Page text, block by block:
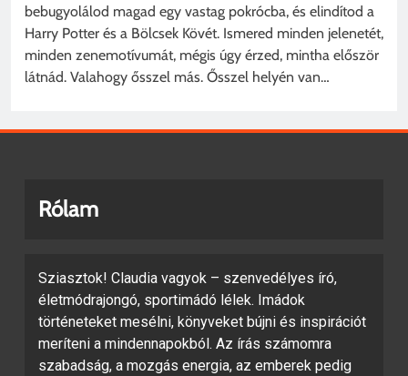
bebugyolálod magad egy vastag pokrócba, és elindítod a
Harry Potter és a Bölcsek Kövét. Ismered minden jelenetét,
minden zenemotívumát, mégis úgy érzed, mintha először
látnád. Valahogy ősszel más. Ősszel helyén van…
Rólam
Sziasztok! Claudia vagyok – szenvedélyes író,
életmódrajongó, sportimádó lélek. Imádok
történeteket mesélni, könyveket bújni és inspirációt
meríteni a mindennapokból. Az írás számomra
szabadság, a mozgás energia, az emberek pedig